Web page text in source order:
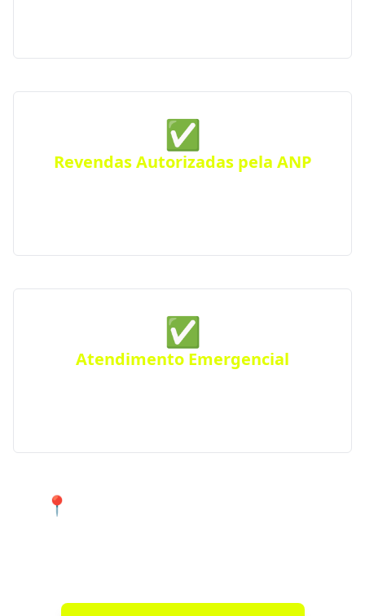
✅
Revendas Autorizadas pela ANP
✅
Atendimento Emergencial
📍 Atendimento 24 horas nos